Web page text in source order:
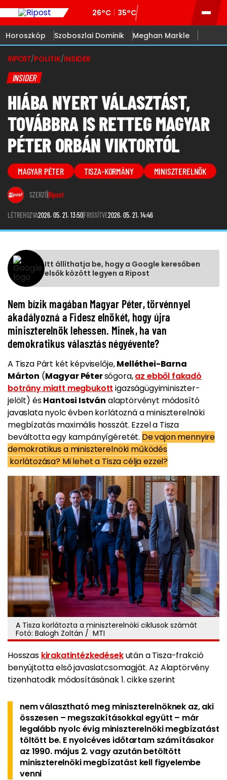
26°C 35°C
Horoszkóp Szoboszlai Dominik Meghan Markle
RIPOST/POLITIK/INSIDER
INSIDER
HIÁBA NYERT VÁLASZTÁST,
TOVÁBBRA IS RETTEG MAGYAR
PÉTER ORBÁN VIKTORTÓL
MAGYAR PÉTER TISZA-KORMÁNY MINISZTERELNÖK
SZERZŐRipost
LÉTREHOZVA2026. 05. 21. 13:50FRISSÍTVE2026. 05. 21. 14:46
Itt állíthatja be, hogy a Google keresőben
elsők között legyen a Ripost
Nem bízik magában Magyar Péter, törvénnyel
akadályozná a Fidesz elnökét, hogy újra
miniszterelnök lehessen. Minek, ha van
demokratikus választás négyévente?
A Tisza Párt két képviselője,Melléthei-Barna
Márton (Magyar Pétersógora,az ebből fakadó
botrány miatt megbukott igazságügyiminiszter-
jelölt) ésHantosi István alaptörvényt módosító
javaslata nyolc évben korlátozná a miniszterelnöki
megbízatás maximális hosszát. Ezzel a Tisza
beváltotta egy kampányígéretét. De vajon mennyire
demokratikus a miniszterelnöki működés
korlátozása? Mi lehet a Tisza célja ezzel?
A Tisza korlátozta a miniszterelnöki ciklusok számát
Fotó: Balogh Zoltán / MTI
Hosszas kirakatintézkedésekután a Tisza-frakció
benyújtotta első javaslatcsomagját. Az Alaptörvény
tizenhatodik módosításának 1. cikke szerint
nem választható meg miniszterelnöknek az, aki
összesen – megszakításokkal együtt – már
legalább nyolc évig miniszterelnöki megbízatást
töltött be. E nyolcéves időtartam számításakor
az 1990. május 2. vagy azután betöltött
miniszterelnöki megbízatást kell figyelembe
venni